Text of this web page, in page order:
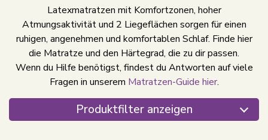
Latexmatratzen mit Komfortzonen, hoher
Atmungsaktivität und 2 Liegeflächen sorgen für einen
ruhigen, angenehmen und komfortablen Schlaf. Finde hier
die Matratze und den Härtegrad, die zu dir passen.
Wenn du Hilfe benötigst, findest du Antworten auf viele
Fragen in unserem Matratzen-Guide hier.
Produktfilter anzeigen